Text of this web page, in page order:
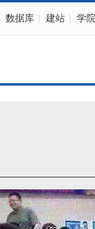
数据库 建站 学院